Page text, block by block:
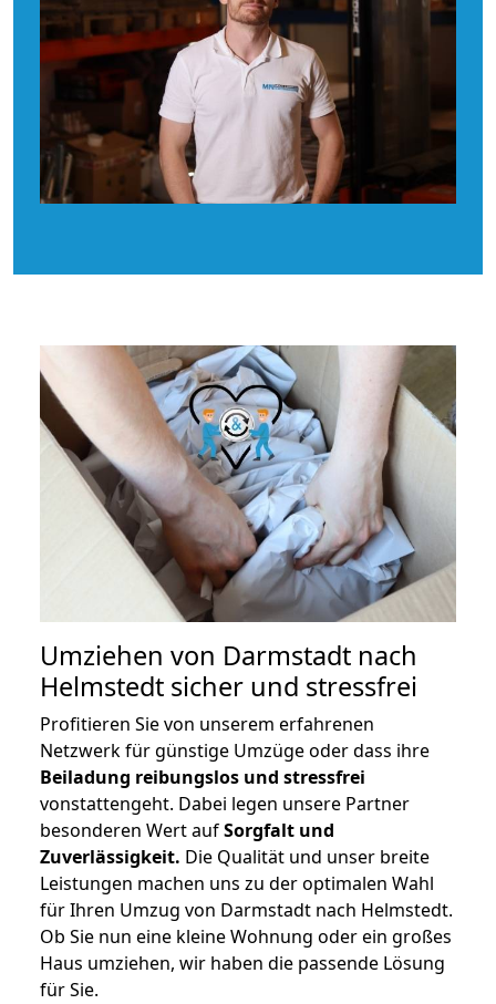
Umziehen von Darmstadt nach
Helmstedt sicher und stressfrei
Profitieren Sie von unserem erfahrenen
Netzwerk für günstige Umzüge oder dass ihre
Beiladung reibungslos und stressfrei
vonstattengeht. Dabei legen unsere Partner
besonderen Wert aufSorgfalt und
Zuverlässigkeit. Die Qualität und unser breite
Leistungen machen uns zu der optimalen Wahl
für Ihren Umzug von Darmstadt nach Helmstedt.
Ob Sie nun eine kleine Wohnung oder ein großes
Haus umziehen, wir haben die passende Lösung
für Sie.